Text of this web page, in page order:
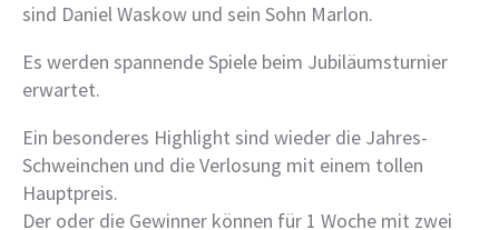
sind Daniel Waskow und sein Sohn Marlon.
Es werden spannende Spiele beim Jubiläumsturnier
erwartet.
Ein besonderes Highlight sind wieder die Jahres-
Schweinchen und die Verlosung mit einem tollen
Hauptpreis.
Der oder die Gewinner können für 1 Woche mit zwei